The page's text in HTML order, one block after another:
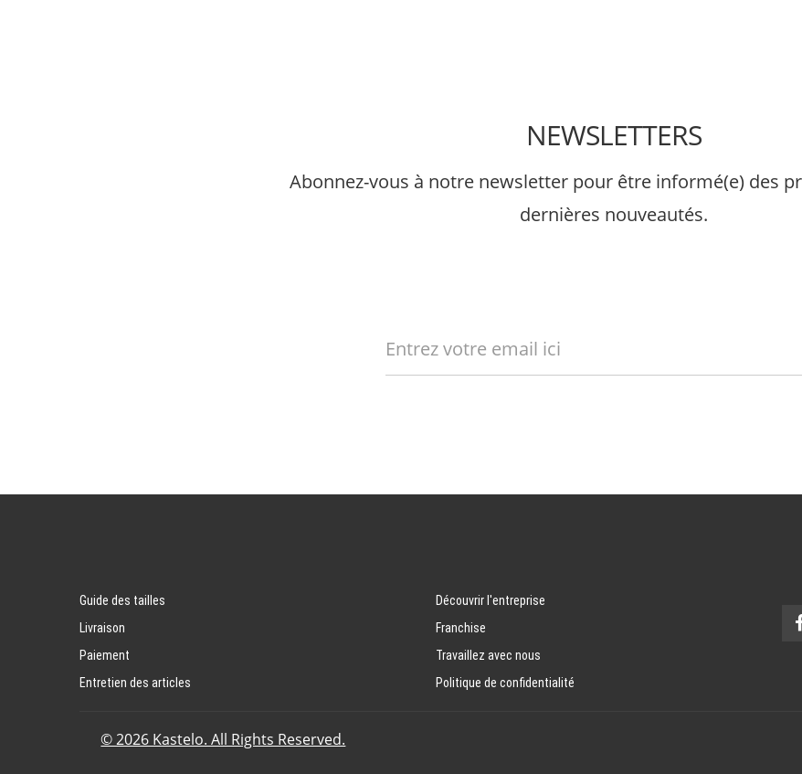
NEWSLETTERS
Abonnez-vous à notre newsletter pour être informé(e) des
dernières nouveautés.
Guide des tailles
Livraison
Paiement
Entretien des articles
Découvrir l'entreprise
Franchise
Travaillez avec nous
Politique de confidentialité
© 2026 Kastelo. All Rights Reserved.